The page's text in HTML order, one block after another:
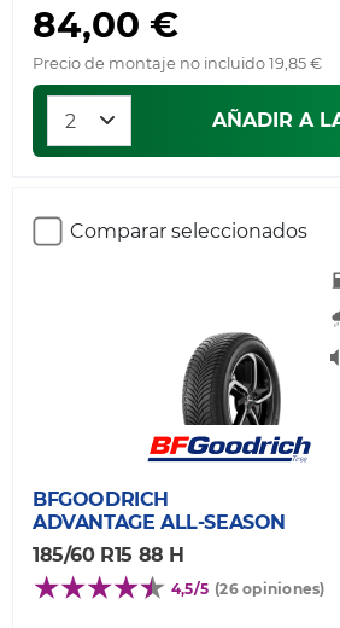
84,00 €
Precio de montaje no incluido 19,85 €
AÑADIR A
Comparar seleccionados
BFGOODRICH
ADVANTAGE ALL-SEASON
185/60 R15 88 H
4,5/5 (26 opiniones)